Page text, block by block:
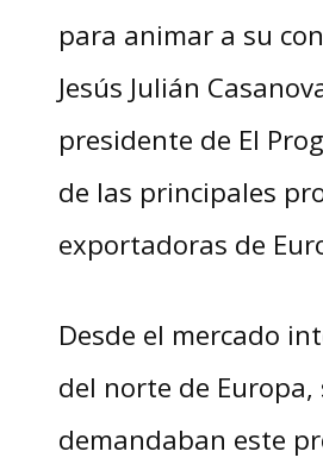
para animar a su
Jesús Julián
presidente de El
de las principales
exportadoras de
Desde el mercado
del norte de Europa,
demandaban este